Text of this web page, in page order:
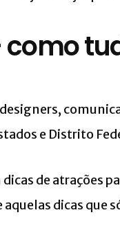
como
e Distrito
de atrações
dicas que